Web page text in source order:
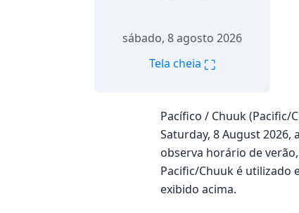
sábado, 8 agosto 2026
Tela cheia ⛶
Pacífico / Chuuk (Pacific/
Saturday, 8 August
observa horário de
Pacific/Chuuk é utilizado
exibido acima.